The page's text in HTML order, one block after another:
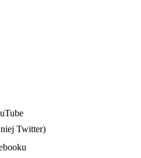
Twitter)